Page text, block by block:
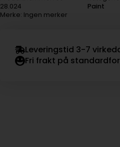
28.024
Paint
Merke: Ingen merker
Leveringstid 3-7
Fri frakt på